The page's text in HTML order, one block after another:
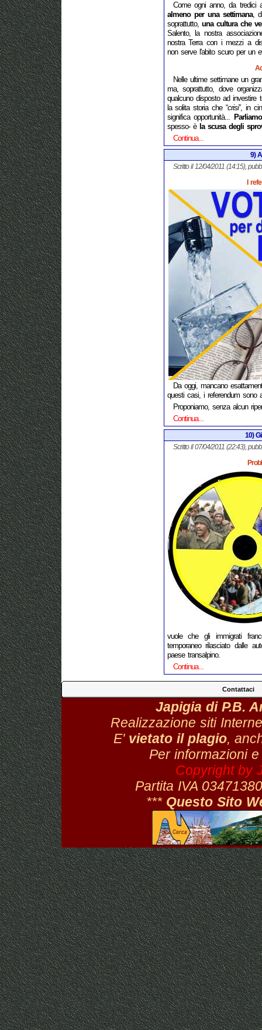
Come ogni anno, da tredici
almeno per una settimana,
soprattutto, una cultura che
Salento, la nostra
nostra Terra con i mezzi a
non serve l'abito scuro per un
Nelle ultime settimane un
ma, soprattutto, dove
qualcuno disposto ad
la solita storia che “crisi”, in
significa opportunità...
spesso- è la scusa degli
Continua...
9)
Scritto il 12/04/2011 (14:15),
I
Da oggi, mancano
questi casi, i referendum sono
Proponiamo, senza alcun
Continua...
10)
Scritto il 07/04/2011 (22:43),
vuole che gli immigrati
temporaneo rilasciato dalle
paese transalpino.
Continua...
Contattaci
Japigia di P.B.
Realizzazione siti
E' vietato il plagio,
Per informazioni
Copyright by
Partita IVA
*** Questo Sito